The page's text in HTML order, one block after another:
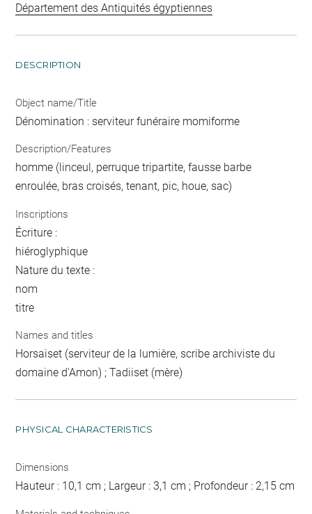
Département des Antiquités égyptiennes
DESCRIPTION
Object name/Title
Dénomination : serviteur funéraire momiforme
Description/Features
homme (linceul, perruque tripartite, fausse barbe
enroulée, bras croisés, tenant, pic, houe, sac)
Inscriptions
Écriture :
hiéroglyphique
Nature du texte :
nom
titre
Names and titles
Horsaiset (serviteur de la lumière, scribe archiviste du
domaine d'Amon) ; Tadiiset (mère)
PHYSICAL CHARACTERISTICS
Dimensions
Hauteur : 10,1 cm ; Largeur : 3,1 cm ; Profondeur : 2,15 cm